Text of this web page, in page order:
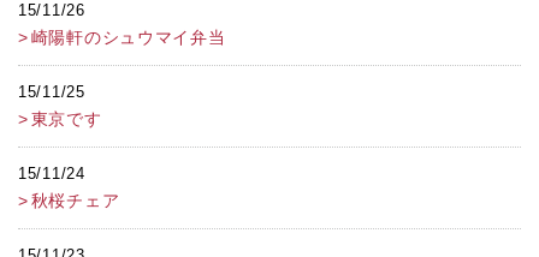
15/11/26
崎陽軒のシュウマイ弁当
15/11/25
東京です
15/11/24
秋桜チェア